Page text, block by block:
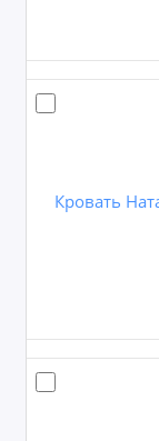
Кровать